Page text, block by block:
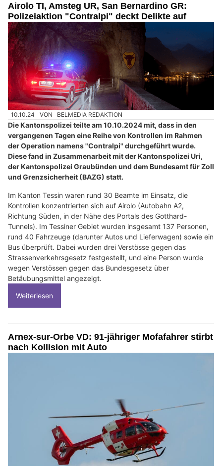
Airolo TI, Amsteg UR, San Bernardino GR:
Polizeiaktion "Contralpi" deckt Delikte auf
10.10.24 VON BELMEDIA REDAKTION
Die Kantonspolizei teilte am 10.10.2024 mit, dass in den
vergangenen Tagen eine Reihe von Kontrollen im Rahmen
der Operation namens "Contralpi" durchgeführt wurde.
Diese fand in Zusammenarbeit mit der Kantonspolizei Uri,
der Kantonspolizei Graubünden und dem Bundesamt für Zoll
und Grenzsicherheit (BAZG) statt.
Im Kanton Tessin waren rund 30 Beamte im Einsatz, die
Kontrollen konzentrierten sich auf Airolo (Autobahn A2,
Richtung Süden, in der Nähe des Portals des Gotthard-
Tunnels). Im Tessiner Gebiet wurden insgesamt 137 Personen,
rund 40 Fahrzeuge (darunter Autos und Lieferwagen) sowie ein
Bus überprüft. Dabei wurden drei Verstösse gegen das
Strassenverkehrsgesetz festgestellt, und eine Person wurde
wegen Verstössen gegen das Bundesgesetz über
Betäubungsmittel angezeigt.
Weiterlesen
Arnex-sur-Orbe VD: 91-jähriger Mofafahrer stirbt
nach Kollision mit Auto